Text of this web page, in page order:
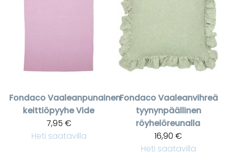
FondacoVaaleanpunainen
keittiöpyyhe Vide
7,95 €
Heti saatavilla
FondacoVaaleanvihreä
tyynynpäällinen
röyhelöreunalla
16,90 €
Heti saatavilla